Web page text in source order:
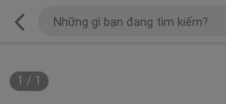
1 / 1